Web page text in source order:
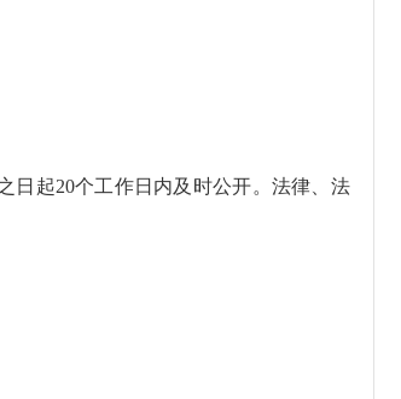
起20个工作日内及时公开。法律、法